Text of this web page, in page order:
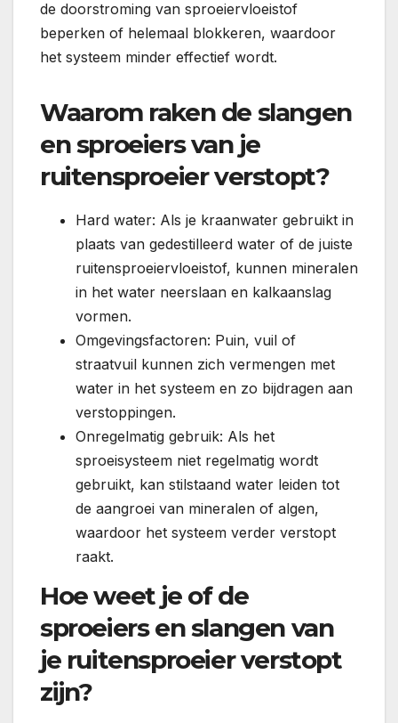
de doorstroming van sproeiervloeistof
beperken of helemaal blokkeren, waardoor
het systeem minder effectief wordt.
Waarom raken de slangen
en sproeiers van je
ruitensproeier verstopt?
Hard water: Als je kraanwater gebruikt in
plaats van gedestilleerd water of de juiste
ruitensproeiervloeistof, kunnen mineralen
in het water neerslaan en kalkaanslag
vormen.
Omgevingsfactoren: Puin, vuil of
straatvuil kunnen zich vermengen met
water in het systeem en zo bijdragen aan
verstoppingen.
Onregelmatig gebruik: Als het
sproeisysteem niet regelmatig wordt
gebruikt, kan stilstaand water leiden tot
de aangroei van mineralen of algen,
waardoor het systeem verder verstopt
raakt.
Hoe weet je of de
sproeiers en slangen van
je ruitensproeier verstopt
zijn?